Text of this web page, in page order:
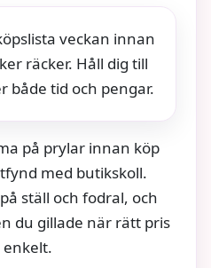
veckan innan
räcker. Håll dig till
både tid och pengar.
på prylar innan köp
med butikskoll.
ställ och fodral, och
du gillade när rätt pris
enkelt.